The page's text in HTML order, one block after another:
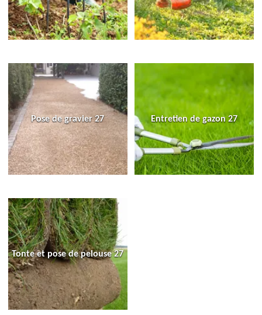
Pose de gravier 27 Entretien de gazon 27
Tonte et pose de pelouse 27